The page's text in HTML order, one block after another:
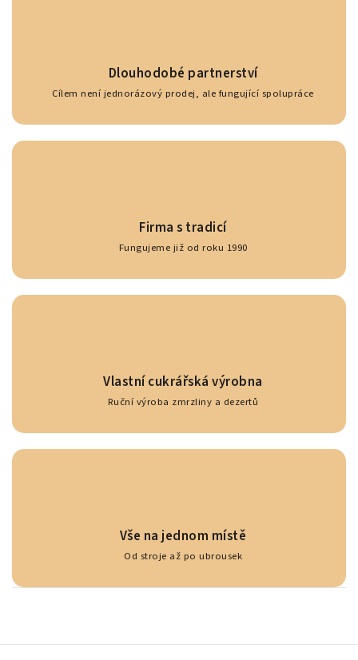
Dlouhodobé partnerství
Cílem není jednorázový prodej, ale fungující spolupráce
Firma s tradicí
Fungujeme již od roku 1990
Vlastní cukrářská výrobna
Ruční výroba zmrzliny a dezertů
Vše na jednom místě
Od stroje až po ubrousek